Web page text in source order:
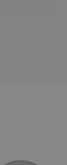
roest en